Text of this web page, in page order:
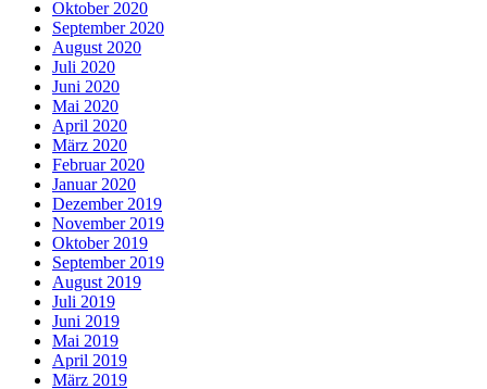
Oktober 2020
September 2020
August 2020
Juli 2020
Juni 2020
Mai 2020
April 2020
März 2020
Februar 2020
Januar 2020
Dezember 2019
November 2019
Oktober 2019
September 2019
August 2019
Juli 2019
Juni 2019
Mai 2019
April 2019
März 2019